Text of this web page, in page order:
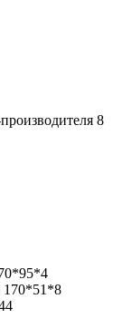
8
170*51*8